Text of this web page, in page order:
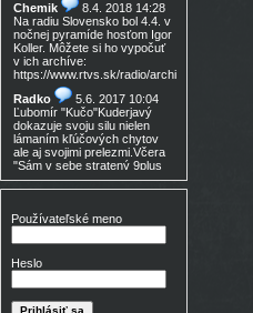
Chemik
8.4. 2018 14:28
Na radiu Slovensko bol 4.4. v
nočnej pyramíde hosťom Igor
Koller. Môžete si ho vypočuť
v ich archíve:
https://www.rtvs.sk/radio/archiv/11436/
Radko
5.6. 2017 10:04
Ľubomír "Kučo"Kuderjavý
dokazuje svoju silu nielen
lámaním kľúčových chytov
ale aj svojimi prelezmi.Včera
"Sám v sebe stratený 9plus
,!Gratulácia!!!
15:30
Nedocenený Prešovský
lezec známy tiež ako Lajoš
Morales predá lezečky, nové
v krabici, nepoužité,
zľava nech nejem 90eur
Používateľské meno
Heslo